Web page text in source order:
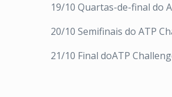
19/10 Quartas-de-final do
20/10 Semifinais do ATP
21/10 Final doATP